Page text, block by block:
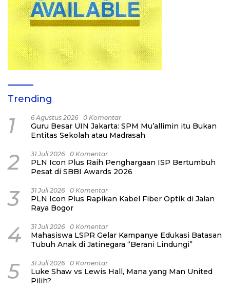
Trending
1 6 Agustus 2026 0 Komentar
Guru Besar UIN Jakarta: SPM Mu’allimin itu Bukan
Entitas Sekolah atau Madrasah
2 31 Juli 2026 0 Komentar
PLN Icon Plus Raih Penghargaan ISP Bertumbuh
Pesat di SBBI Awards 2026
3 31 Juli 2026 0 Komentar
PLN Icon Plus Rapikan Kabel Fiber Optik di Jalan
Raya Bogor
4 31 Juli 2026 0 Komentar
Mahasiswa LSPR Gelar Kampanye Edukasi Batasan
Tubuh Anak di Jatinegara “Berani Lindungi”
5 31 Juli 2026 0 Komentar
Luke Shaw vs Lewis Hall, Mana yang Man United
Pilih?